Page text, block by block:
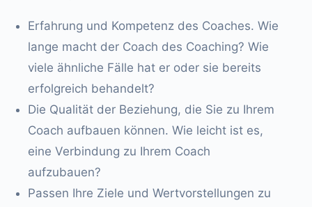
Erfahrung und Kompetenz des Coaches. Wie
lange macht der Coach des Coaching? Wie
viele ähnliche Fälle hat er oder sie bereits
erfolgreich behandelt?
Die Qualität der Beziehung, die Sie zu Ihrem
Coach aufbauen können. Wie leicht ist es,
eine Verbindung zu Ihrem Coach
aufzubauen?
Passen Ihre Ziele und Wertvorstellungen zu